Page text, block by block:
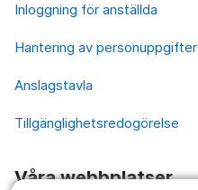
Inloggning för anställda
Hantering av personuppgifter
Anslagstavla
Tillgänglighetsredogörelse
Våra webbplatser